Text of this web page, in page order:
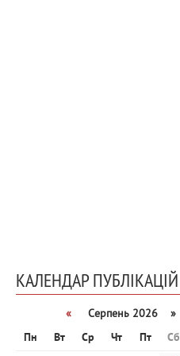
КАЛЕНДАР ПУБЛІКАЦІЙ
«
Серпень 2026 »
Пн
Вт Ср Чт Пт Сб